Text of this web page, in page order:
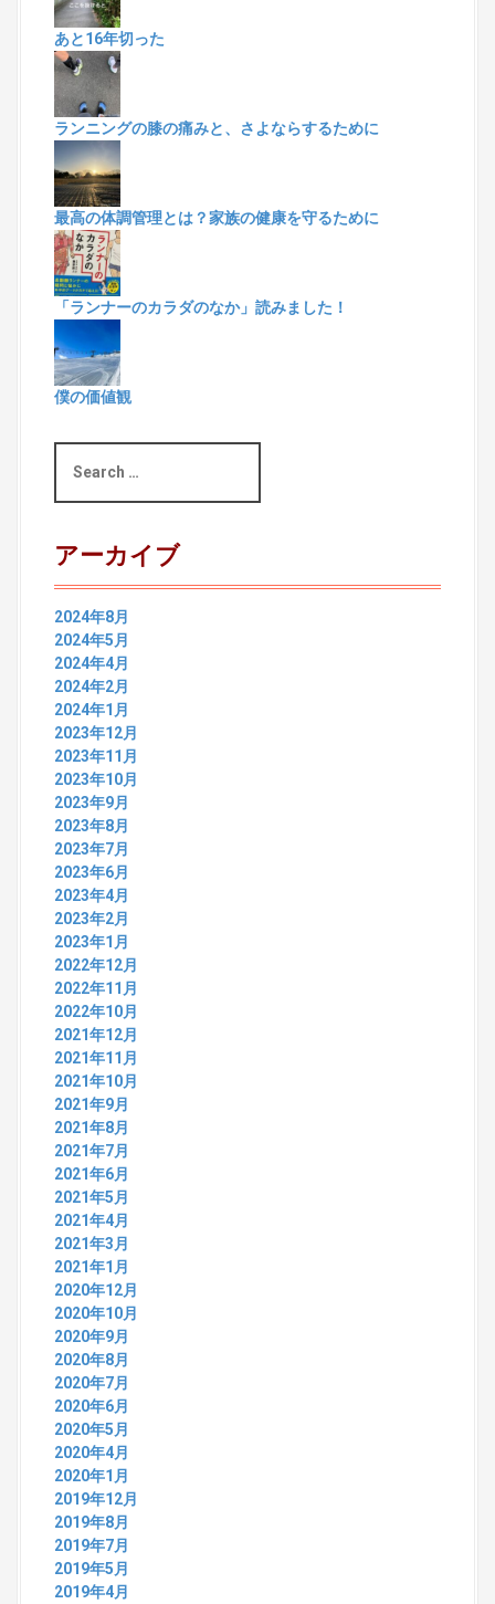
あと16年切った
ランニングの膝の痛みと、さよならするために
最高の体調管理とは？家族の健康を守るために
「ランナーのカラダのなか」読みました！
僕の価値観
a
c
h
f
o
r
:
アーカイブ
2024年8月
2024年5月
2024年4月
2024年2月
2024年1月
2023年12月
2023年11月
2023年10月
2023年9月
2023年8月
2023年7月
2023年6月
2023年4月
2023年2月
2023年1月
2022年12月
2022年11月
2022年10月
2021年12月
2021年11月
2021年10月
2021年9月
2021年8月
2021年7月
2021年6月
2021年5月
2021年4月
2021年3月
2021年1月
2020年12月
2020年10月
2020年9月
2020年8月
2020年7月
2020年6月
2020年5月
2020年4月
2020年1月
2019年12月
2019年8月
2019年7月
2019年5月
2019年4月